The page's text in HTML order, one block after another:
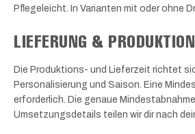
Pflegeleicht. In Varianten mit oder ohne
LIEFERUNG & PRODUKTION
Die Produktions- und Lieferzeit richtet
Personalisierung und Saison. Eine
erforderlich. Die genaue
Umsetzungsdetails teilen wir dir nach